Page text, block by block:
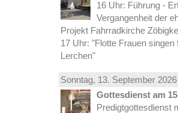
16 Uhr: Führung -
Vergangenheit der
Projekt Fahrradkirche
17 Uhr: "Flotte Frauen
Lerchen"
Sonntag, 13. September
Gottesdienst am
Predigtgottesdienst